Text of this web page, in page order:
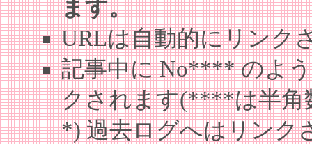
ます。
URLは自動的にリンク
記事中に No**** のよ
クされます(****は半角
*) 過去ログへはリンク